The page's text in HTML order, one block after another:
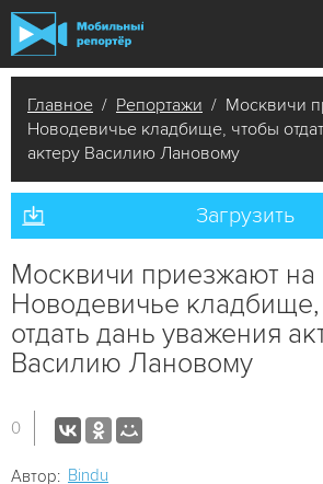
Главное / Репортажи / Москвичи
Новодевичье кладбище, чтобы
актеру Василию Лановому
Загрузить
Москвичи приезжают на
Новодевичье кладбище,
отдать дань уважения
Василию Лановому
0
Автор: Bindu